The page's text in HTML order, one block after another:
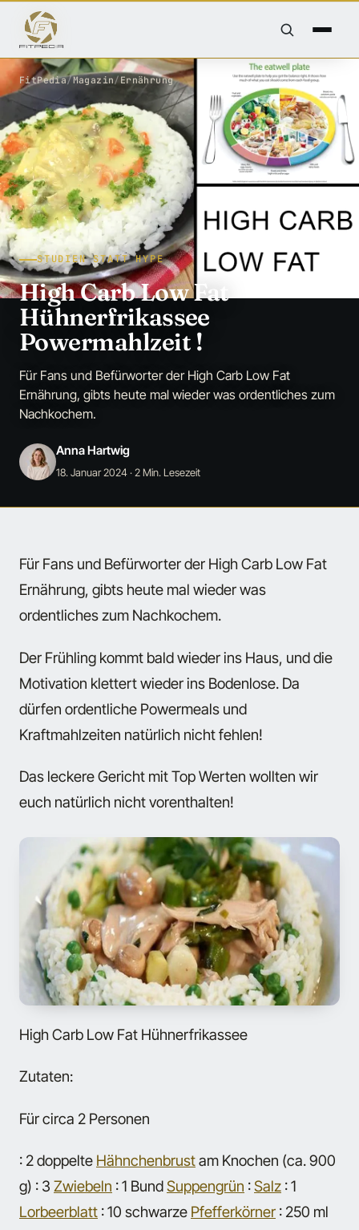
FitPedia/Magazin/ Ernährung
STUDIEN STATT HYPE
High Carb Low Fat
Hühnerfrikassee
Powermahlzeit !
Für Fans und Befürworter der High Carb Low Fat
Ernährung, gibts heute mal wieder was ordentliches zum
Nachkochem.
Anna Hartwig
18. Januar 2024· 2 Min. Lesezeit
Für Fans und Befürworter der High Carb Low Fat
Ernährung, gibts heute mal wieder was
ordentliches zum Nachkochem.
Der Frühling kommt bald wieder ins Haus, und die
Motivation klettert wieder ins Bodenlose. Da
dürfen ordentliche Powermeals und
Kraftmahlzeiten natürlich nicht fehlen!
Das leckere Gericht mit Top Werten wollten wir
euch natürlich nicht vorenthalten!
High Carb Low Fat Hühnerfrikassee
Zutaten:
Für circa 2 Personen
: 2 doppelte Hähnchenbrustam Knochen (ca. 900
g) : 3 Zwiebeln : 1 BundSuppengrün :Salz : 1
Lorbeerblatt : 10 schwarze Pfefferkörner : 250 ml